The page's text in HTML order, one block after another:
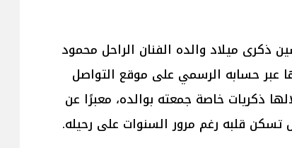
ذكرى ميلاد والده الفنان الراحل محمود
عبر حسابه الرسمي على موقع التواصل
ذكريات خاصة جمعته بوالده، معبرًا عن
تسكن قلبه رغم مرور السنوات على رحيله.